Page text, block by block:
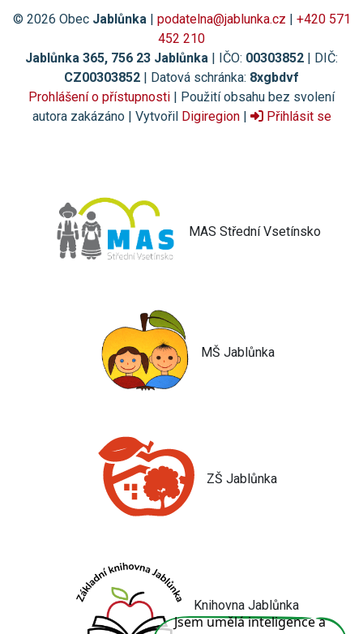
© 2026 Obec Jablůnka | podatelna@jablunka.cz | +420 571
452 210
Jablůnka 365, 756 23 Jablůnka | IČO: 00303852 | DIČ:
CZ00303852 | Datová schránka: 8xgbdvf
Prohlášení o přístupnosti | Použití obsahu bez svolení
autora zakázáno | Vytvořil Digiregion| Přihlásit se
MAS Střední Vsetínsko
MŠ Jablůnka
ZŠ Jablůnka
Knihovna Jablůnka
Jsem umělá inteligence a